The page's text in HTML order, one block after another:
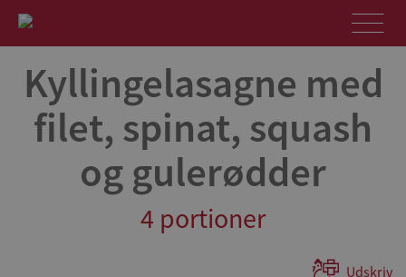
Kyllingelasagne med
filet, spinat, squash
og gulerødder
4 portioner
Udskriv